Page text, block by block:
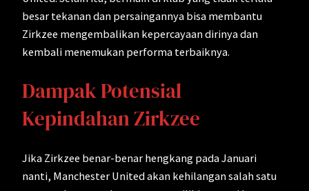
besar tekanan dan persaingannya bisa membantu
Zirkzee mengembalikan kepercayaan dirinya dan
kembali menemukan performa terbaiknya.
Dampak Potensial
Kepindahan Zirkzee
Jika Zirkzee benar-benar hengkang pada Januari
nanti, Manchester United akan kehilangan salah satu